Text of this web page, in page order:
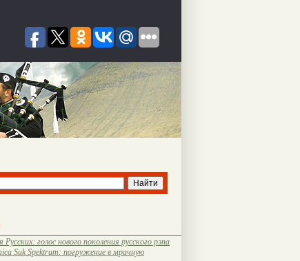
Русских: голос нового поколения русского рэпа
Suk Spektrum: погружение в мрачную